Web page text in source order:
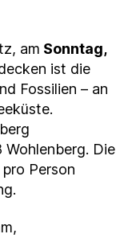
am Sonntag,
ist die
Fossilien – an
Die
Person